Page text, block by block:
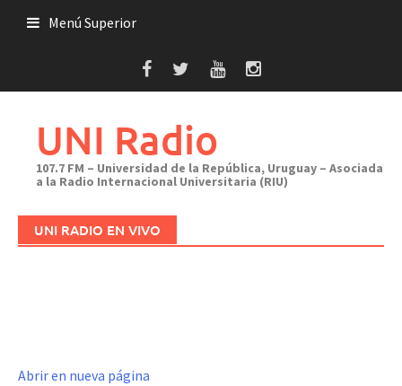
Menú Superior
UNI Radio
107.7 FM – Universidad de la República, Uruguay – Asociada
a la Radio Internacional Universitaria (RIU)
UNI RADIO EN VIVO
Abrir en nueva página